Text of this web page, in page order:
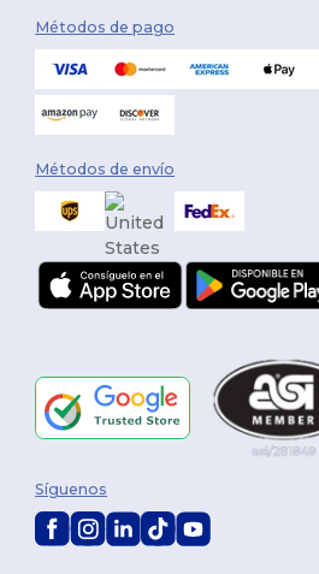
Métodos de pago
Métodos de envío
Síguenos